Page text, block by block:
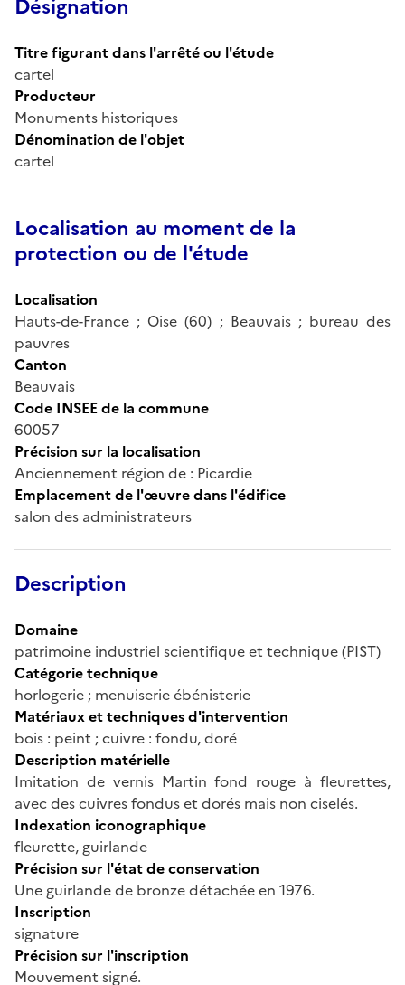
Désignation
Titre figurant dans l'arrêté ou l'étude
cartel
Producteur
Monuments historiques
Dénomination de l'objet
cartel
Localisation au moment de la
protection ou de l'étude
Localisation
Hauts-de-France ; Oise (60) ; Beauvais ; bureau des
pauvres
Canton
Beauvais
Code INSEE de la commune
60057
Précision sur la localisation
Anciennement région de : Picardie
Emplacement de l'œuvre dans l'édifice
salon des administrateurs
Description
Domaine
patrimoine industriel scientifique et technique (PIST)
Catégorie technique
horlogerie ; menuiserie ébénisterie
Matériaux et techniques d'intervention
bois : peint ; cuivre : fondu, doré
Description matérielle
Imitation de vernis Martin fond rouge à fleurettes,
avec des cuivres fondus et dorés mais non ciselés.
Indexation iconographique
fleurette, guirlande
Précision sur l'état de conservation
Une guirlande de bronze détachée en 1976.
Inscription
signature
Précision sur l'inscription
Mouvement signé.